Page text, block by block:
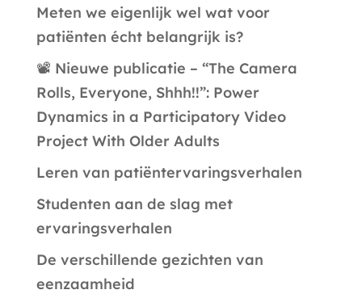
Meten we eigenlijk wel wat voor
patiënten écht belangrijk is?
📽️ Nieuwe publicatie – “The Camera
Rolls, Everyone, Shhh!!”: Power
Dynamics in a Participatory Video
Project With Older Adults
Leren van patiëntervaringsverhalen
Studenten aan de slag met
ervaringsverhalen
De verschillende gezichten van
eenzaamheid